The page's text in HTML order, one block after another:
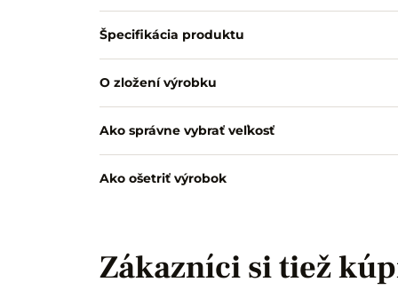
nastaviteľná guma v páse
vhodné aj pre väčšie veľkosti
Špecifikácia produktu
O zložení výrobku
Ako správne vybrať veľkosť
Ako ošetriť výrobok
Zákazníci si tiež